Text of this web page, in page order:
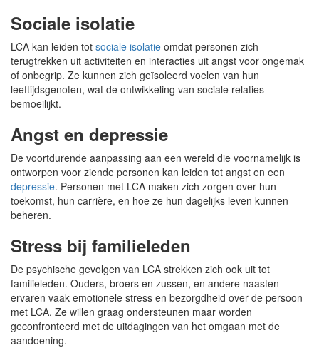
Sociale isolatie
LCA kan leiden tot sociale isolatie omdat personen zich
terugtrekken uit activiteiten en interacties uit angst voor ongemak
of onbegrip. Ze kunnen zich geïsoleerd voelen van hun
leeftijdsgenoten, wat de ontwikkeling van sociale relaties
bemoeilijkt.
Angst en depressie
De voortdurende aanpassing aan een wereld die voornamelijk is
ontworpen voor ziende personen kan leiden tot angst en een
depressie. Personen met LCA maken zich zorgen over hun
toekomst, hun carrière, en hoe ze hun dagelijks leven kunnen
beheren.
Stress bij familieleden
De psychische gevolgen van LCA strekken zich ook uit tot
familieleden. Ouders, broers en zussen, en andere naasten
ervaren vaak emotionele stress en bezorgdheid over de persoon
met LCA. Ze willen graag ondersteunen maar worden
geconfronteerd met de uitdagingen van het omgaan met de
aandoening.